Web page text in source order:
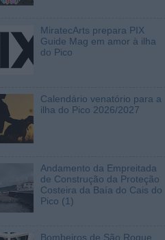
MiratecArts prepara PIX
Guide Mag em amor à ilha
do Pico
Calendário venatório para a
ilha do Pico 2026/2027
Andamento da Empreitada
de Construção da Proteção
Costeira da Baía do Cais do
Pico (1)
Bombeiros de São Roque